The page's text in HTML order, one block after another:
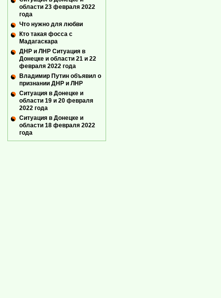
области 23 февраля 2022
года
Что нужно для любви
Кто такая фосса с
Мадагаскара
ДНР и ЛНР Ситуация в
Донецке и области 21 и 22
февраля 2022 года
Владимир Путин объявил о
признании ДНР и ЛНР
Ситуация в Донецке и
области 19 и 20 февраля
2022 года
Ситуация в Донецке и
области 18 февраля 2022
года